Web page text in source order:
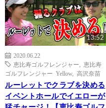
13:52
2020.06.22
恵比寿ゴルフレンジャー
恵比寿
ゴルフレンジャー Yellow, 高沢奈苗
ルーレットでクラブを決める
イベントホールでイエローが